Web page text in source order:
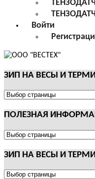
Войти
ЗИП НА ВЕСЫ И
ЗИП
ВЕСЫ
ТЕРМИНАЛЫ
ПОЛЕЗНАЯ
ПОЛЕЗНАЯ
ЗИП НА ВЕСЫ И
ЗИП